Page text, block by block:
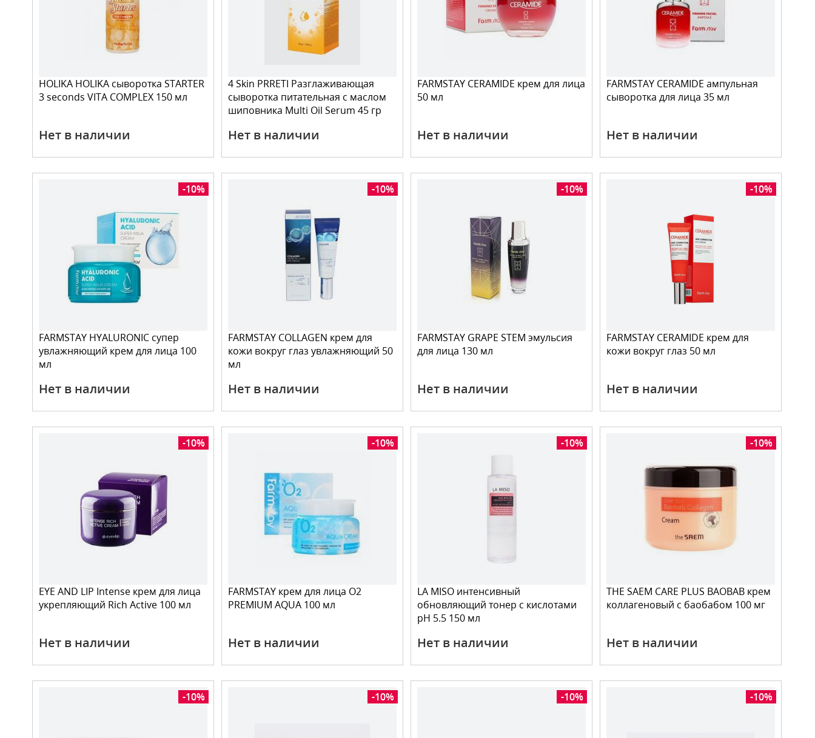
HOLIKA HOLIKA сыворотка STARTER
3 seconds VITA COMPLEX 150 мл
Нет в наличии
4 Skin PRRETI Разглаживающая
сыворотка питательная с маслом
шиповника Multi Oil Serum 45 гр
Нет в наличии
FARMSTAY CERAMIDE крем для лица
50 мл
Нет в наличии
FARMSTAY CERAMIDE ампульная
сыворотка для лица 35 мл
Нет в наличии
-10%
FARMSTAY HYALURONIC супер
увлажняющий крем для лица 100
мл
Нет в наличии
-10%
FARMSTAY COLLAGEN крем для
кожи вокруг глаз увлажняющий 50
мл
Нет в наличии
-10%
FARMSTAY GRAPE STEM эмульсия
для лица 130 мл
Нет в наличии
-10%
FARMSTAY CERAMIDE крем для
кожи вокруг глаз 50 мл
Нет в наличии
-10%
EYE AND LIP Intense крем для лица
укрепляющий Rich Active 100 мл
Нет в наличии
-10%
FARMSTAY крем для лица O2
PREMIUM AQUA 100 мл
Нет в наличии
-10%
LA MISO интенсивный
обновляющий тонер с кислотами
pH 5.5 150 мл
Нет в наличии
-10%
THE SAEM CARE PLUS BAOBAB крем
коллагеновый с баобабом 100 мг
Нет в наличии
-10% -10% -10% -10%